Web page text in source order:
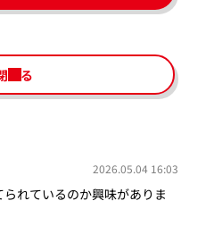
じる
2026.05.04 16:03
れているのか興味がありま